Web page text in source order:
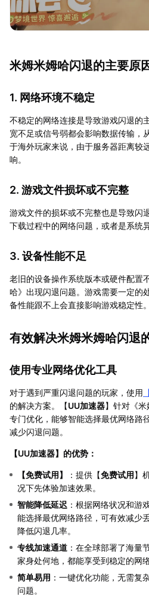
米姆米姆哈闪退的主要原
1. 网络环境不稳定
不稳定的网络连接是导致游戏闪退的
宽不足或信号弱都会影响数据传输，
于海外玩家来说，由于服务器距离较
响。
2. 游戏文件损坏或不完整
游戏文件的损坏或不完整也是导致闪
下载过程中的网络问题，或者是系统
3. 设备性能不足
老旧的设备操作系统版本或硬件配置
哈》出现闪退问题。游戏需要一定的
备性能跟不上会直接影响游戏稳定性。
有效解决米姆米姆哈闪退
使用专业网络优化工具
对于遇到严重闪退问题的玩家，使用
的解决方案。【UU加速器】针对《
专门优化，能够智能选择最优网络路
减少闪退问题。
【UU加速器】的优势：
【免费试用】 ：提供【免费试用】
况下先体验加速效果。
智能降低延迟 ：根据网络状况和游
能选择最优网络路径，可有效减少
降低闪退几率。
专线加速通道 ：在全球部署了海量
家身处何地，都能享受到稳定的网络
简单易用 ：一键优化功能，无需复
问题。